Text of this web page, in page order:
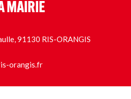
MAIRIE
91130 RIS-ORANGIS
orangis.fr